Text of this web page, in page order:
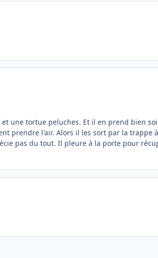
une tortue peluches. Et il en prend bien
prendre l'air. Alors il les sort par la trappe
pas du tout. Il pleure à la porte pour